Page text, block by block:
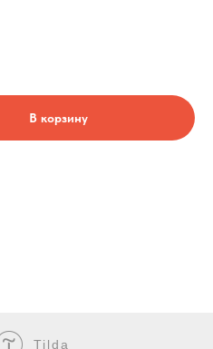
В корзину
Tilda